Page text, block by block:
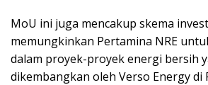
MoU ini juga mencakup skema
memungkinkan Pertamina NRE
dalam proyek-proyek energi bersih
dikembangkan oleh Verso Energy di